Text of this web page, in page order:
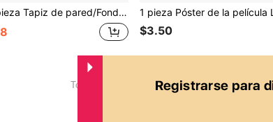
con temática de Halloween/Cumpleaños – Diseño "Feliz Día del Fantasma". Perfecto para decoración de fiestas festivas, decoración de paredes interiores y exteriores, y fondos con temática de Halloween.
$3.50
Total de 1 páginas 1